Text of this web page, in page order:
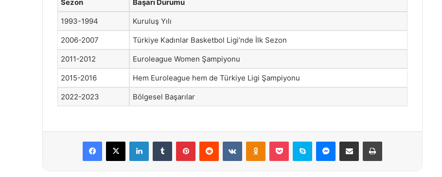
Sezon Başarı Durumu
1993-1994 Kuruluş Yılı
2006-2007 Türkiye Kadınlar Basketbol Ligi’nde İlk Sezon
2011-2012 Euroleague Women Şampiyonu
2015-2016 Hem Euroleague hem de Türkiye Ligi Şampiyonu
2022-2023 Bölgesel Başarılar
Facebook
X LinkedInTumblr PinterestReddit VKontakteOdnoklassniki
Pocket Skype Messenger
E-Posta ile paylaş Yazdır